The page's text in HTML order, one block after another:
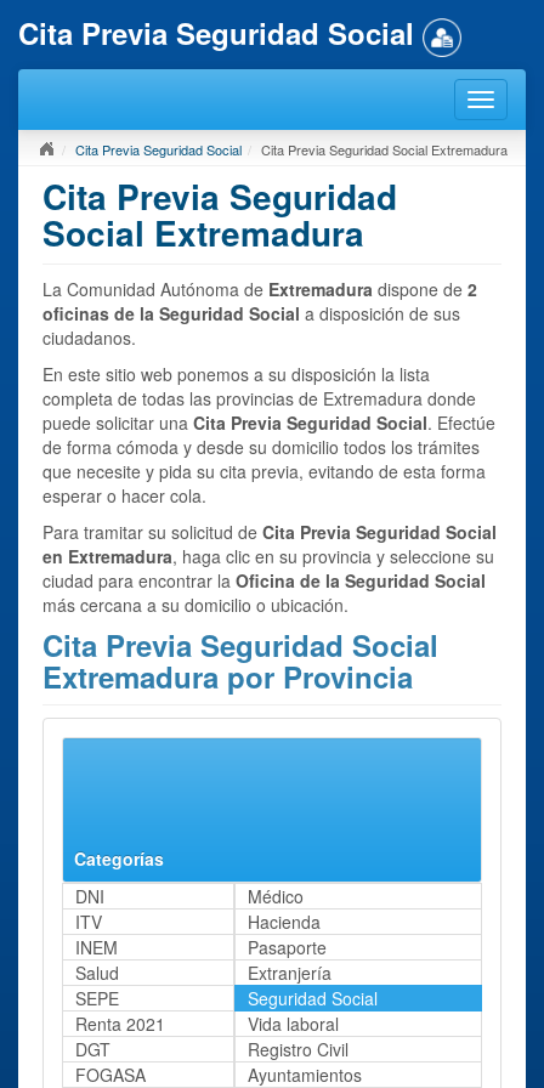
Cita Previa Seguridad Social
Cita Previa Seguridad Social Cita Previa Seguridad Social Extremadura
Cita Previa Seguridad
Social Extremadura
La Comunidad Autónoma de Extremadura dispone de 2
oficinas de la Seguridad Social a disposición de sus
ciudadanos.
En este sitio web ponemos a su disposición la lista
completa de todas las provincias de Extremadura donde
puede solicitar una Cita Previa Seguridad Social. Efectúe
de forma cómoda y desde su domicilio todos los trámites
que necesite y pida su cita previa, evitando de esta forma
esperar o hacer cola.
Para tramitar su solicitud de Cita Previa Seguridad Social
en Extremadura, haga clic en su provincia y seleccione su
ciudad para encontrar la Oficina de la Seguridad Social
más cercana a su domicilio o ubicación.
Cita Previa Seguridad Social
Extremadura por Provincia
Categorías
DNI
Médico
ITV
Hacienda
INEM
Pasaporte
Salud
Extranjería
SEPE
Seguridad Social
Renta 2021
Vida laboral
DGT
Registro Civil
FOGASA
Ayuntamientos